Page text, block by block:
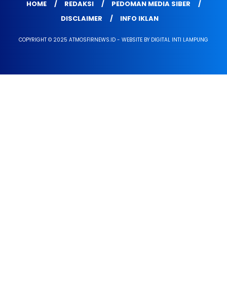
HOME REDAKSI
PEDOMAN MEDIA SIBER
DISCLAIMER
INFO IKLAN
COPYRIGHT © 2025 ATMOSFIRNEWS.ID - WEBSITE BY DIGITAL INTI LAMPUNG